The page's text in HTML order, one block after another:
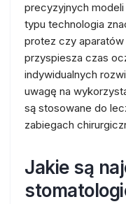
precyzyjnych
typu technologia
protez czy
przyspiesza czas
indywidualnych
uwagę na
są stosowane do
zabiegach
Jakie są